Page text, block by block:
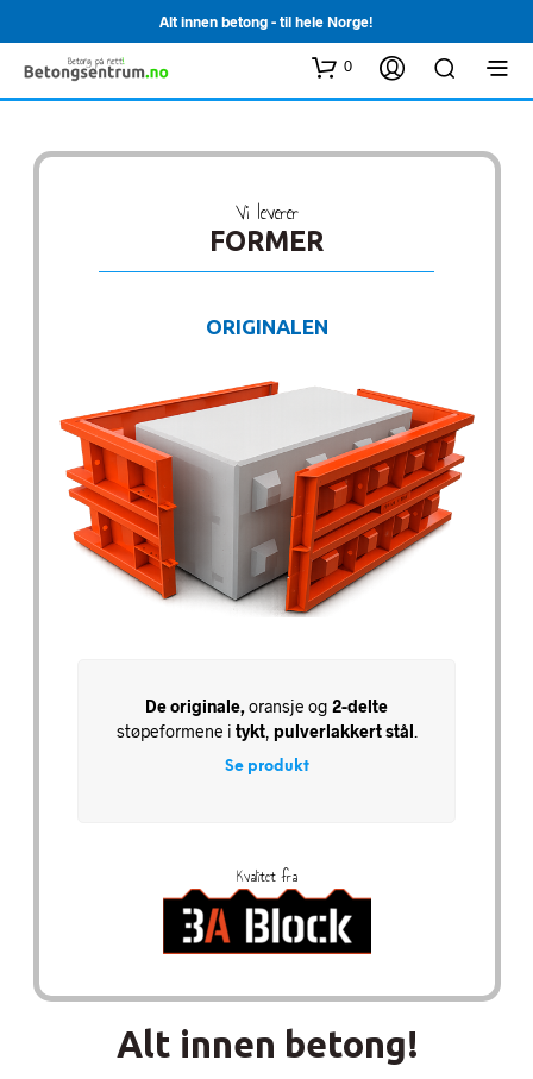
Alt innen betong - til hele Norge!
0
Vi leverer
FORMER
ORIGINALEN
De originale,oransje og 2-delte
støpeformene i tykt, pulverlakkert stål.
Se produkt
Kvalitet fra
Alt innen betong!